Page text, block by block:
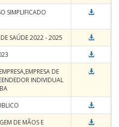
SIMPLIFICADO
SAÚDE 2022 - 2025
DE
INDIVIDUAL
DE MÃOS E